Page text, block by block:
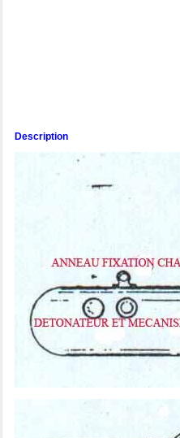
Description